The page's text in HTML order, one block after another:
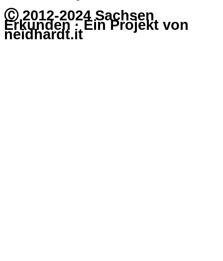
Ⓒ 2012-2024 Sachsen
Erkunden · Ein Projekt von
neidhardt.it